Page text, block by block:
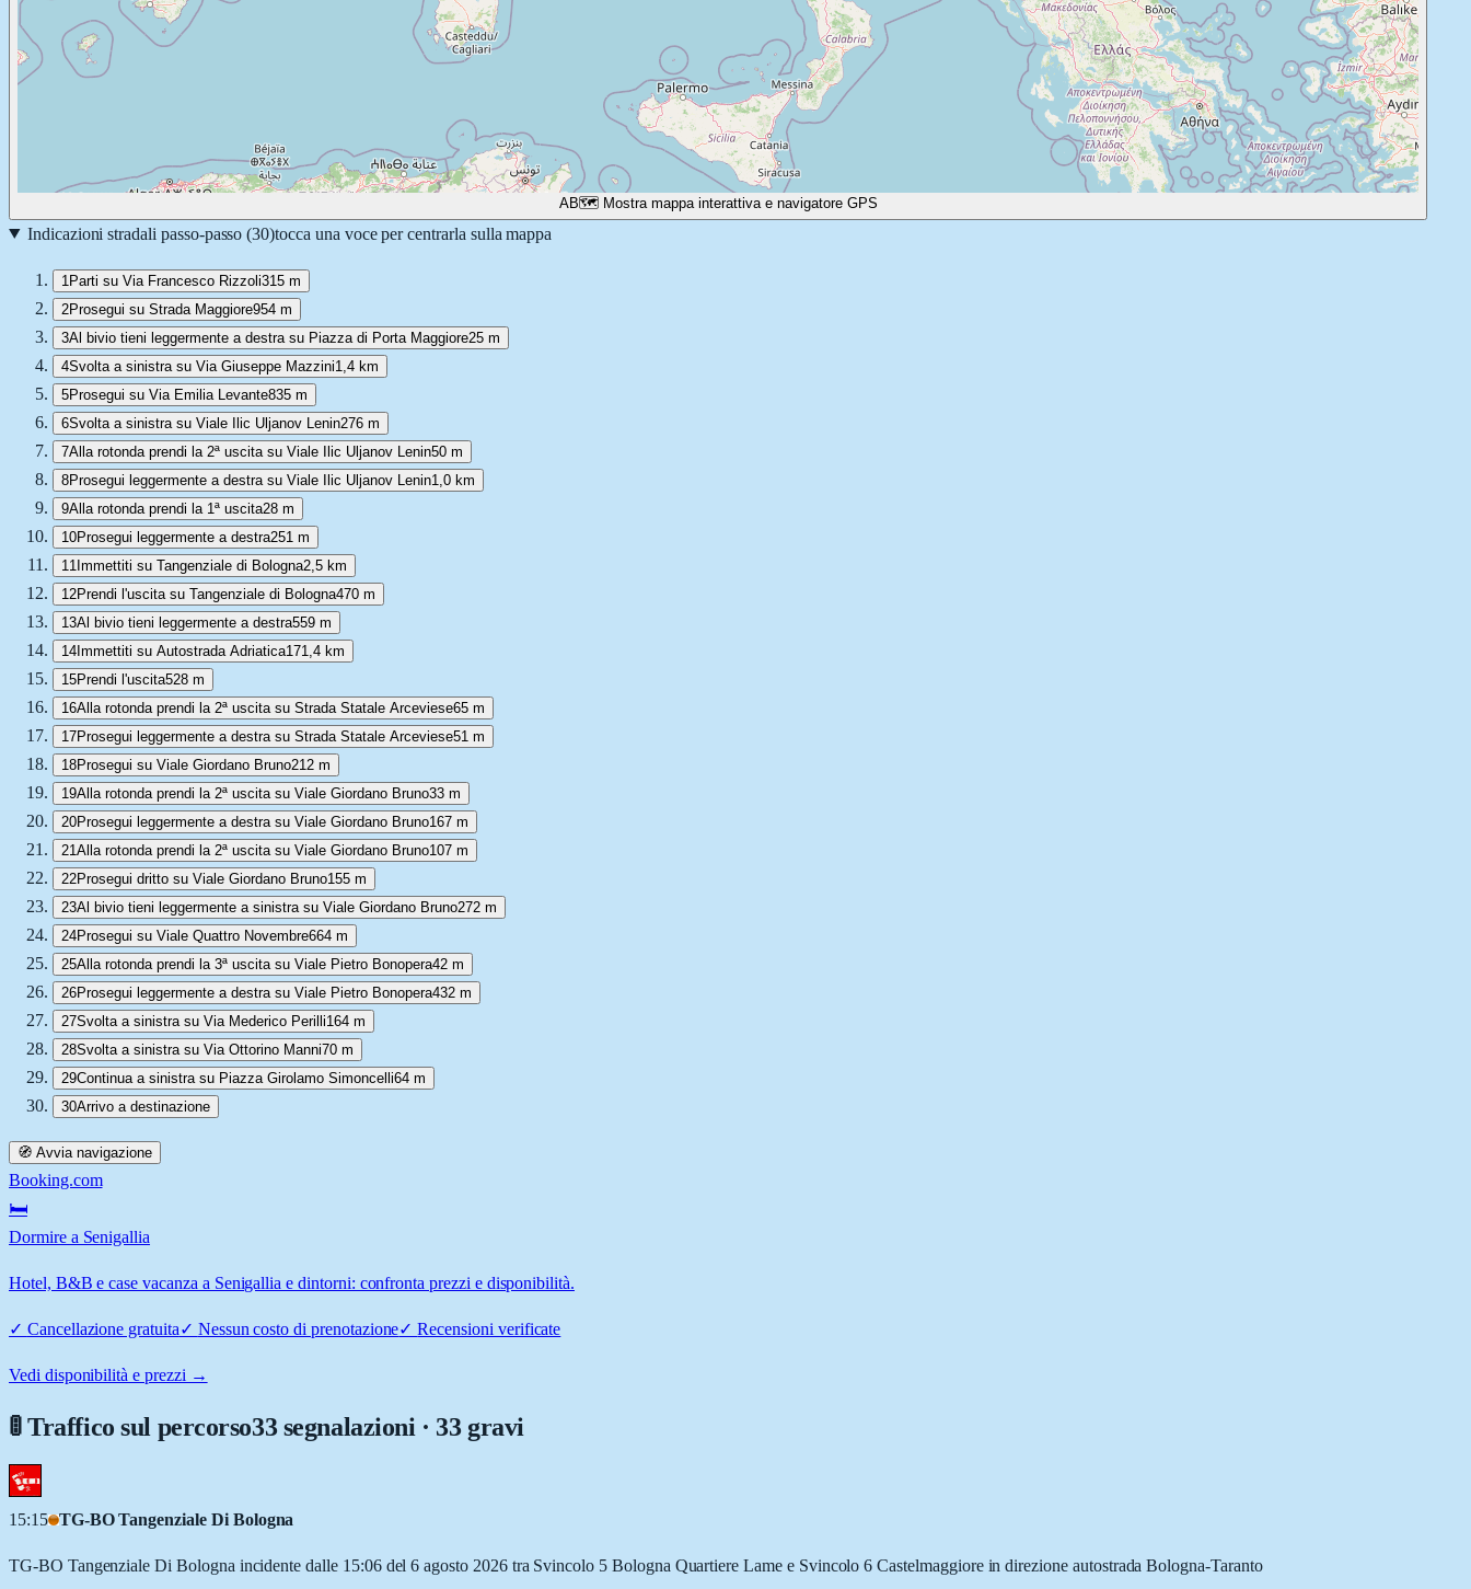
AB🗺️ Mostra mappa interattiva e navigatore GPS
Indicazioni stradali passo-passo (30)tocca una voce per centrarla sulla mappa
1 Parti su Via Francesco Rizzoli315 m
2Prosegui su Strada Maggiore954 m
3Al bivio tieni leggermente a destra su Piazza di Porta Maggiore25 m
4Svolta a sinistra su Via Giuseppe Mazzini1,4 km
5Prosegui su Via Emilia Levante835 m
6Svolta a sinistra su Viale Ilic Uljanov Lenin276 m
7Alla rotonda prendi la 2ª uscita su Viale Ilic Uljanov Lenin50 m
8Prosegui leggermente a destra su Viale Ilic Uljanov Lenin1,0 km
9Alla rotonda prendi la 1ª uscita28 m
10Prosegui leggermente a destra251 m
11 Immettiti su Tangenziale di Bologna2,5 km
12Prendi l'uscita su Tangenziale di Bologna470 m
13Al bivio tieni leggermente a destra559 m
14Immettiti su Autostrada Adriatica171,4 km
15Prendi l'uscita528 m
16Alla rotonda prendi la 2ª uscita su Strada Statale Arceviese65 m
17Prosegui leggermente a destra su Strada Statale Arceviese51 m
18Prosegui su Viale Giordano Bruno212 m
19Alla rotonda prendi la 2ª uscita su Viale Giordano Bruno33 m
20Prosegui leggermente a destra su Viale Giordano Bruno167 m
21Alla rotonda prendi la 2ª uscita su Viale Giordano Bruno107 m
22Prosegui dritto su Viale Giordano Bruno155 m
23Al bivio tieni leggermente a sinistra su Viale Giordano Bruno272 m
24Prosegui su Viale Quattro Novembre664 m
25Alla rotonda prendi la 3ª uscita su Viale Pietro Bonopera42 m
26Prosegui leggermente a destra su Viale Pietro Bonopera432 m
27Svolta a sinistra su Via Mederico Perilli164 m
28Svolta a sinistra su Via Ottorino Manni70 m
29Continua a sinistra su Piazza Girolamo Simoncelli64 m
30Arrivo a destinazione
🧭 Avvia navigazione
Booking.com
🛏️
Dormire a Senigallia
Hotel, B&B e case vacanza a Senigallia e dintorni: confronta prezzi e disponibilità.
✓ Cancellazione gratuita✓ Nessun costo di prenotazione✓Recensioni verificate
Vedi disponibilità e prezzi →
🚦 Traffico sul percorso33 segnalazioni · 33 gravi
15:15 TG-BO Tangenziale Di Bologna
TG-BO Tangenziale Di Bologna incidente dalle 15:06 del 6 agosto 2026 tra Svincolo 5 Bologna Quartiere Lame e Svincolo 6 Castelmaggiore in direzione autostrada Bologna-Taranto